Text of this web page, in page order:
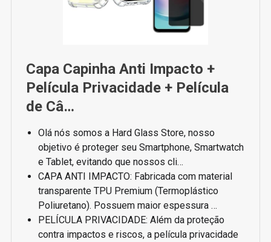
Capa Capinha Anti Impacto +
Película Privacidade + Película
de Câ…
Olá nós somos a Hard Glass Store, nosso
objetivo é proteger seu Smartphone, Smartwatch
e Tablet, evitando que nossos cli…
CAPA ANTI IMPACTO: Fabricada com material
transparente TPU Premium (Termoplástico
Poliuretano). Possuem maior espessura …
PELÍCULA PRIVACIDADE: Além da proteção
contra impactos e riscos, a película privacidade